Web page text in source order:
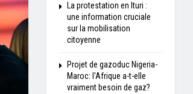
La protestation en Ituri :
une information cruciale
sur la mobilisation
citoyenne
Projet de gazoduc Nigeria-
Maroc: l'Afrique a-t-elle
vraiment besoin de gaz?